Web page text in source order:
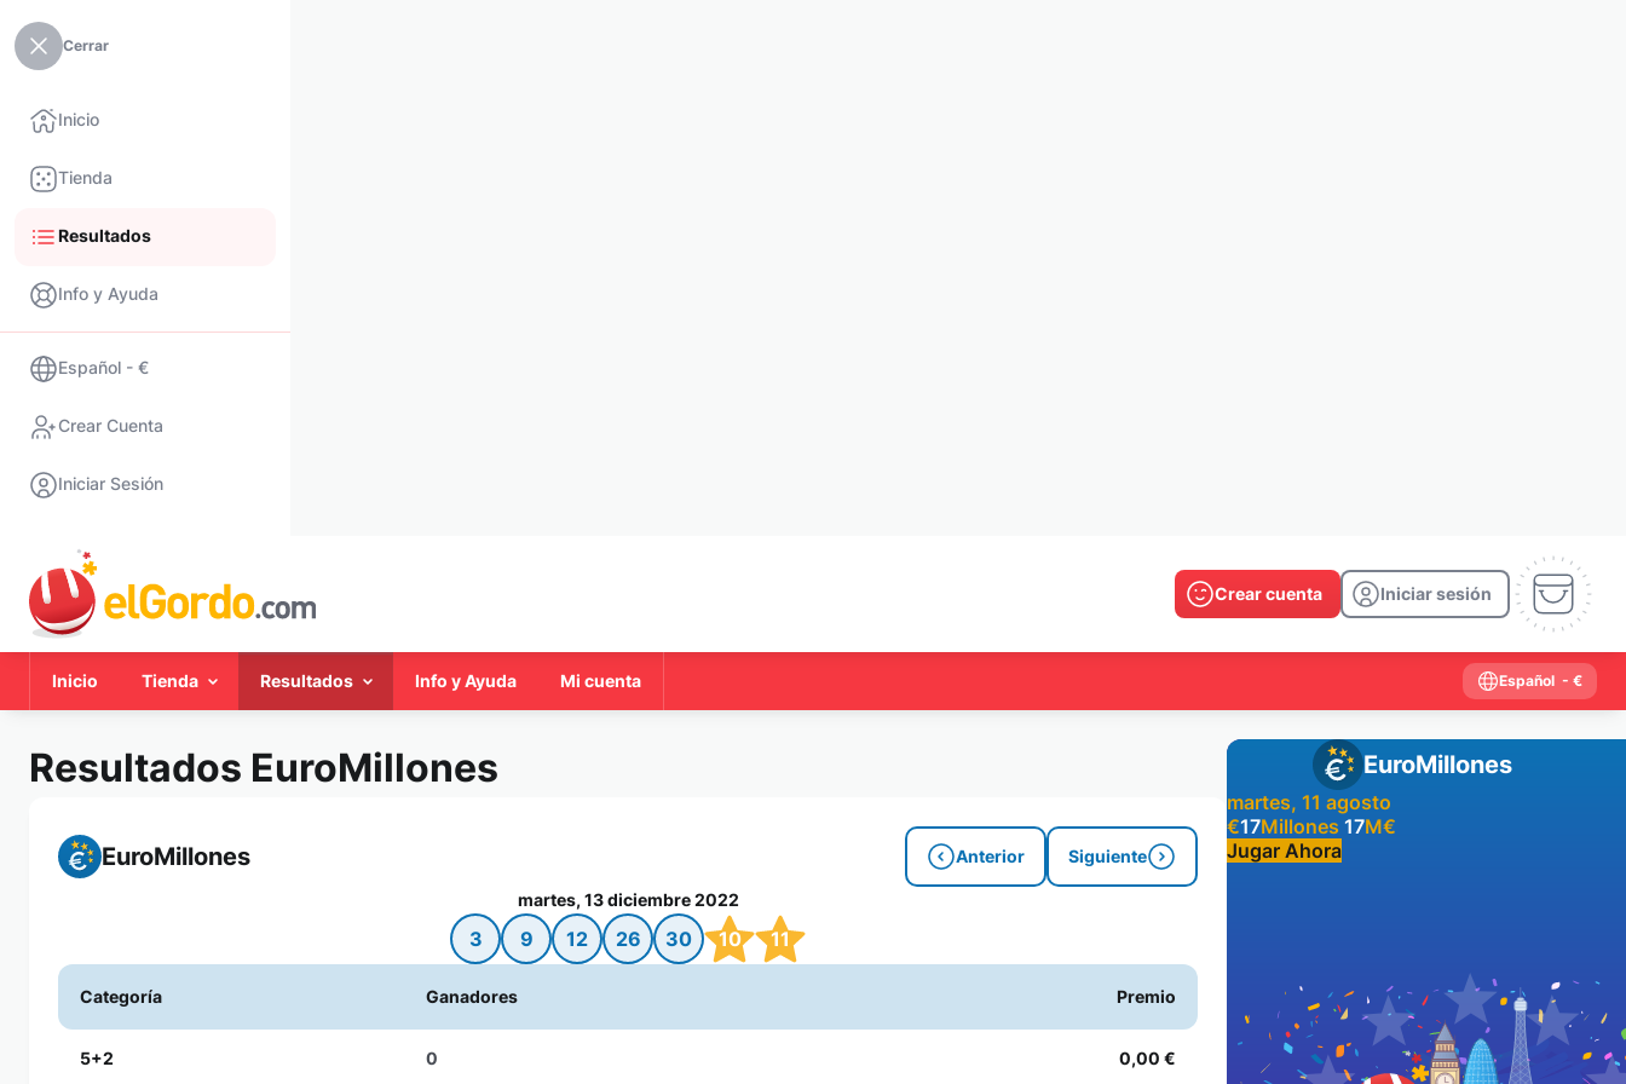
Cerrar
Inicio
Tienda
Resultados
Info y Ayuda
Español - €
Crear Cuenta
Iniciar Sesión
Crear cuenta Iniciar sesión
Inicio Tienda Resultados Info y Ayuda Mi cuenta Español - €
Resultados EuroMillones
EuroMillones Anterior Siguiente
martes, 13 diciembre 2022
3 9 12 26 30 10 11
Categoría Ganadores Premio
5+2 0 0,00 €
EuroMillones
martes, 11 agosto
€17Millones 17M€
Jugar Ahora
2026 2024 2023 2022
2021
2020
2019 2018 2017 2016 2015
2014
2013 2012 2011 2010
2009
2008
2007 2006 2005 2004